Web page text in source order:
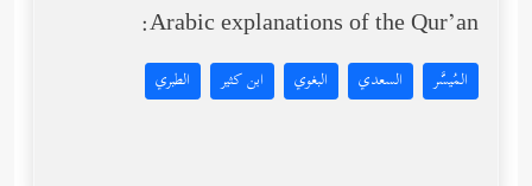
Arabic explanations of the Qur’an:
المُيسَّر السعدي البغوي ابن كثير الطبري